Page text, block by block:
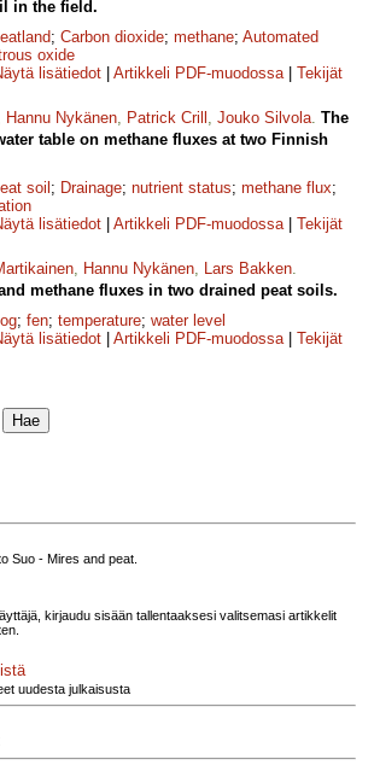
in the field.
; Carbon dioxide; methane; Automated
oxide
lisätiedot Artikkeli PDF-muodossa| Tekijät
Hannu Nykänen, Patrick Crill , Jouko Silvola. The
table on methane fluxes at two Finnish
soil ; Drainage; nutrient status; methane flux;
lisätiedot Artikkeli PDF-muodossa| Tekijät
, Hannu Nykänen, Lars Bakken.
methane fluxes in two drained peat soils.
; fen; temperature; water level
lisätiedot Artikkeli PDF-muodossa| Tekijät
Suo - Mires and peat.
kirjaudu sisään tallentaaksesi valitsemasi artikkelit
uudesta julkaisusta